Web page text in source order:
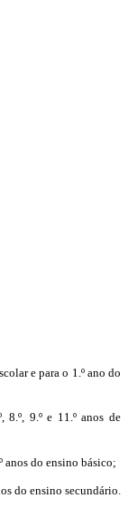
e para o 1.º ano do
9.º e 11.º anos de
anos do ensino básico;
do ensino secundário.